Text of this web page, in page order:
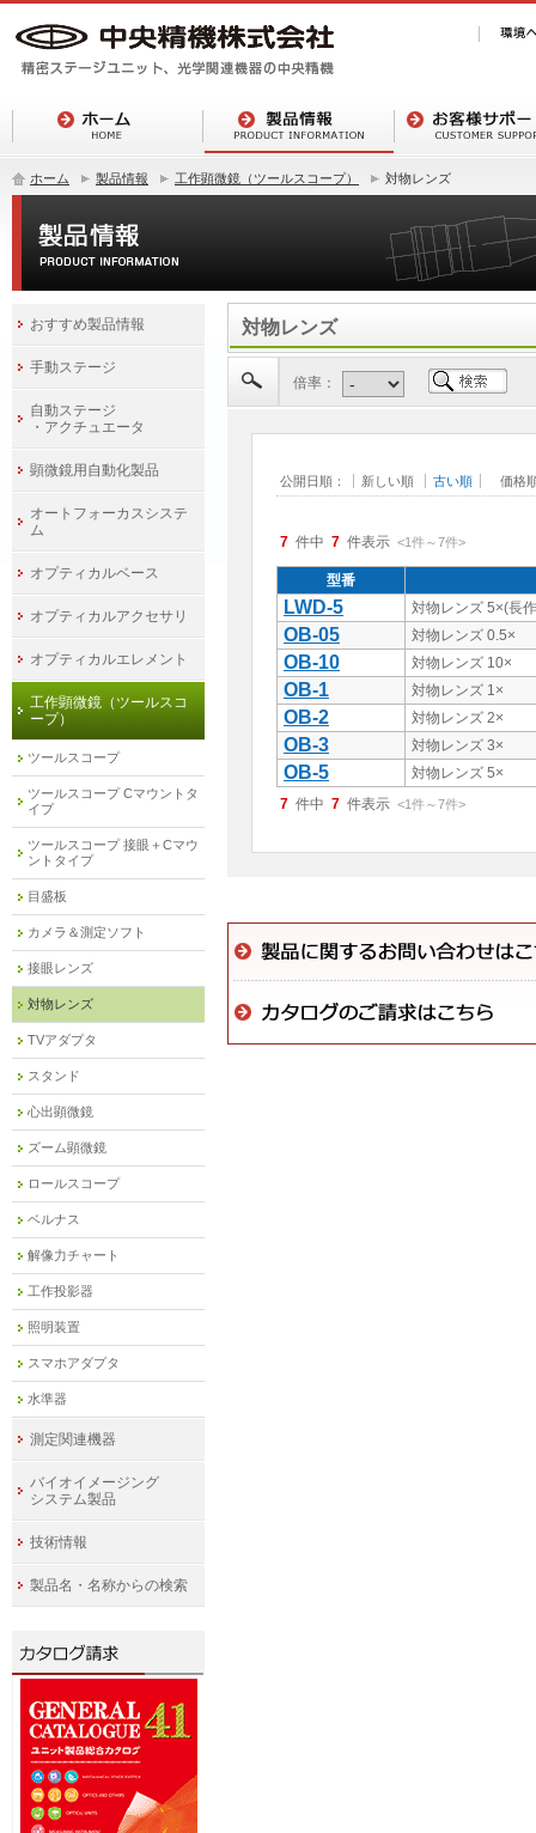
ホーム 製品情報 工作顕微鏡（ツールスコープ） 対物レンズ
対物レンズ
倍率：
公開日順： 新しい順 古い順 価格
7 件中 7 件表示 <1件～7件>
型番
LWD-5 対物レンズ 5×(長
OB-05 対物レンズ 0.5×
OB-10 対物レンズ 10×
OB-1 対物レンズ 1×
OB-2 対物レンズ 2×
OB-3 対物レンズ 3×
OB-5
対物レンズ 5×
7 件中 7 件表示 <1件～7件>
おすすめ製品情報
手動ステージ
自動ステージ
・アクチュエータ
顕微鏡用自動化製品
オートフォーカスシステ
ム
オプティカルベース
オプティカルアクセサリ
オプティカルエレメント
工作顕微鏡（ツールスコ
ープ）
ツールスコープ
ツールスコープ Cマウントタ
イプ
ツールスコープ 接眼＋Cマウ
ントタイプ
目盛板
カメラ＆測定ソフト
接眼レンズ
対物レンズ
TVアダプタ
スタンド
心出顕微鏡
ズーム顕微鏡
ロールスコープ
ベルナス
解像力チャート
工作投影器
照明装置
スマホアダプタ
水準器
測定関連機器
バイオイメージング
システム製品
技術情報
製品名・名称からの検索